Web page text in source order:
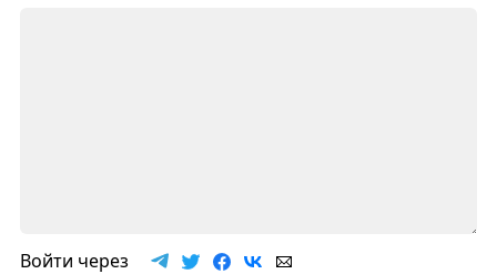
Войти через